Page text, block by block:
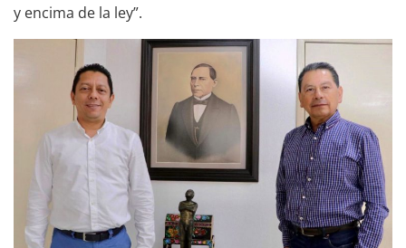
y encima de la ley”.